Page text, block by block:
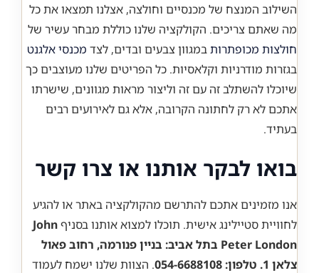
השילוב המנצח של מכנסיים וחולצה, אצלנו תמצאו את כל
מה שאתם צריכים. הקולקציה שלנו כוללת מבחר עשיר של
חולצות מכופתרותבמגוון צבעים ובדים, לצד מכנסי אלגנט
בגזרות מודרניות וקלאסיות. כל הפריטים שלנו מעוצבים כך
שיוכלו להשתלב זה עם זה וליצור מראות מגוונים, שישרתו
אתכם לא רק לחתונה הקרובה, אלא גם לאירועים רבים
בעתיד.
בואו לבקר אותנו או צרו קשר
אנו מזמינים אתכם להתרשם מהקולקציה באתר או להגיע
לחוויית סטיילינג אישית. תוכלו למצוא אותנו בסניףJohn
Peter London בתל אביב: בניין פנורמה, רחוב פאול
צלאן 1. טלפון: 054-6688108
. הצוות שלנו ישמח לעמוד